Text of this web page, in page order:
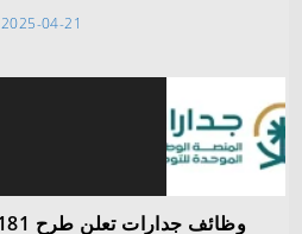
2025-04-21